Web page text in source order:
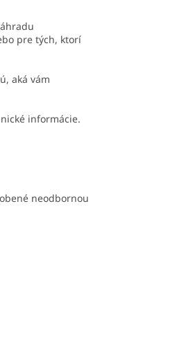
pre tých, ktorí
aká vám
informácie.
neodbornou